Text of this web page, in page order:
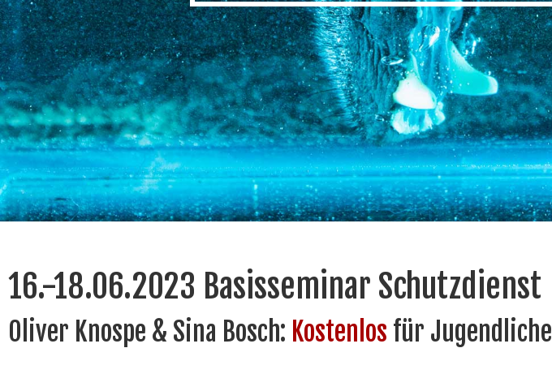
16.-18.06.2023 Basisseminar Schutzdienst
Oliver Knospe & Sina Bosch: Kostenlos für Jugendliche